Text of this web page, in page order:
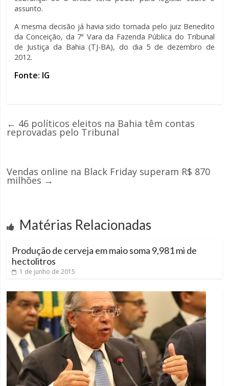
assunto.
A mesma decisão já havia sido tomada pelo juiz Benedito
da Conceição, da 7ª Vara da Fazenda Pública do Tribunal
de Justiça da Bahia (TJ-BA), do dia 5 de dezembro de
2012.
Fonte: IG
← 46 políticos eleitos na Bahia têm contas
reprovadas pelo Tribunal
Vendas online na Black Friday superam R$ 870
milhões →
Matérias Relacionadas
Produção de cerveja em maio soma 9,981 mi de
hectolitros
1 de junho de 2015